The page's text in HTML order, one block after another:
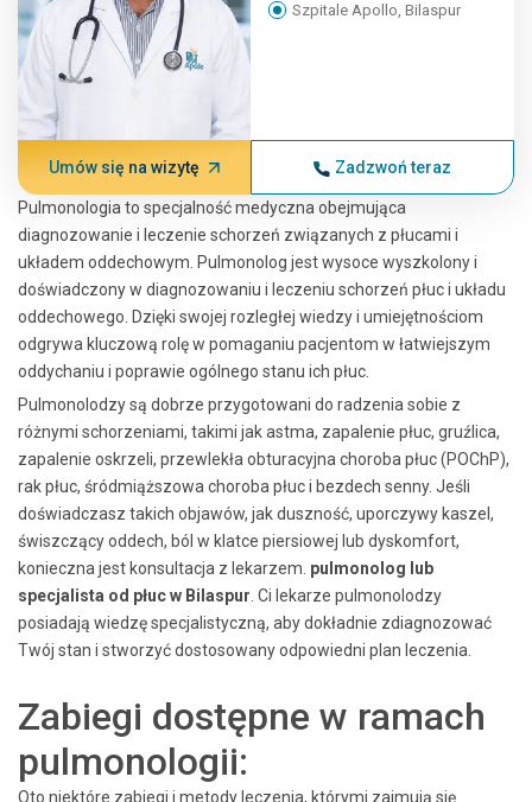
Szpitale Apollo, Bilaspur
Umów się na wizytę Zadzwoń teraz
Pulmonologia to specjalność medyczna obejmująca
diagnozowanie i leczenie schorzeń związanych z płucami i
układem oddechowym. Pulmonolog jest wysoce wyszkolony i
doświadczony w diagnozowaniu i leczeniu schorzeń płuc i układu
oddechowego. Dzięki swojej rozległej wiedzy i umiejętnościom
odgrywa kluczową rolę w pomaganiu pacjentom w łatwiejszym
oddychaniu i poprawie ogólnego stanu ich płuc.
Pulmonolodzy są dobrze przygotowani do radzenia sobie z
różnymi schorzeniami, takimi jak astma, zapalenie płuc, gruźlica,
zapalenie oskrzeli, przewlekła obturacyjna choroba płuc (POChP),
rak płuc, śródmiąższowa choroba płuc i bezdech senny. Jeśli
doświadczasz takich objawów, jak duszność, uporczywy kaszel,
świszczący oddech, ból w klatce piersiowej lub dyskomfort,
konieczna jest konsultacja z lekarzem. pulmonolog lub
specjalista od płuc w Bilaspur . Ci lekarze pulmonolodzy
posiadają wiedzę specjalistyczną, aby dokładnie zdiagnozować
Twój stan i stworzyć dostosowany odpowiedni plan leczenia.
Zabiegi dostępne w ramach
pulmonologii:
Oto niektóre zabiegi i metody leczenia, którymi zajmują się